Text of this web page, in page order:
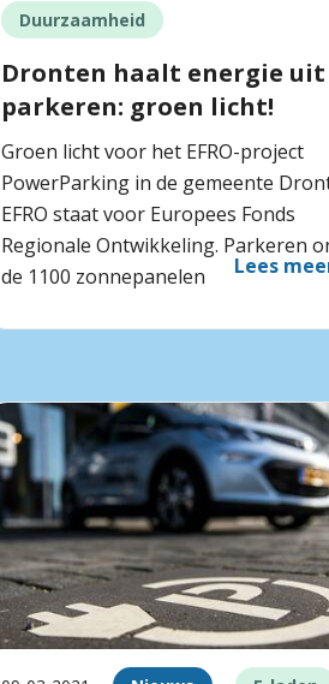
Duurzaamheid
Dronten haalt energie uit
parkeren: groen licht!
Groen licht voor het EFRO-project
PowerParking in de gemeente
EFRO staat voor Europees Fonds
Regionale Ontwikkeling. Parkeren
de 1100 zonnepanelen
Lees